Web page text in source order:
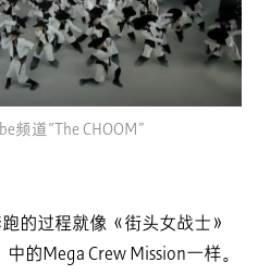
频道“The CHOOM”
的过程就像《街头女战士》
中的Mega Crew Mission一样。